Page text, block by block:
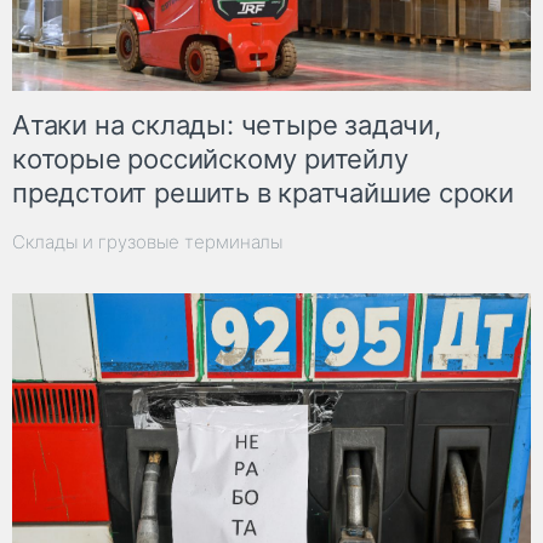
Атаки на склады: четыре задачи,
которые российскому ритейлу
предстоит решить в кратчайшие сроки
Склады и грузовые терминалы